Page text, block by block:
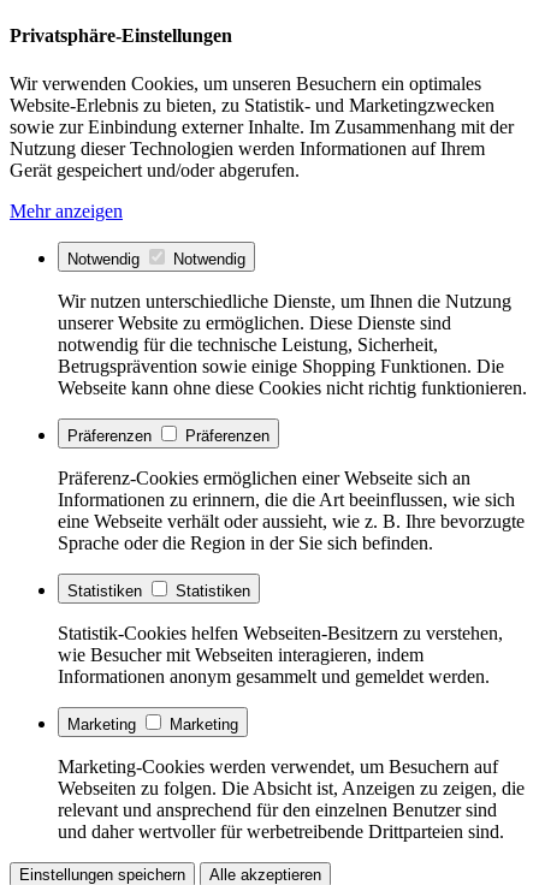
Privatsphäre-Einstellungen
Wir verwenden Cookies, um unseren Besuchern ein optimales
Website-Erlebnis zu bieten, zu Statistik- und Marketingzwecken
sowie zur Einbindung externer Inhalte. Im Zusammenhang mit der
Nutzung dieser Technologien werden Informationen auf Ihrem
Gerät gespeichert und/oder abgerufen.
Mehr anzeigen
Notwendig Notwendig
Wir nutzen unterschiedliche Dienste, um Ihnen die Nutzung
unserer Website zu ermöglichen. Diese Dienste sind
notwendig für die technische Leistung, Sicherheit,
Betrugsprävention sowie einige Shopping Funktionen. Die
Webseite kann ohne diese Cookies nicht richtig funktionieren.
Präferenzen Präferenzen
Präferenz-Cookies ermöglichen einer Webseite sich an
Informationen zu erinnern, die die Art beeinflussen, wie sich
eine Webseite verhält oder aussieht, wie z. B. Ihre bevorzugte
Sprache oder die Region in der Sie sich befinden.
Statistiken Statistiken
Statistik-Cookies helfen Webseiten-Besitzern zu verstehen,
wie Besucher mit Webseiten interagieren, indem
Informationen anonym gesammelt und gemeldet werden.
Marketing Marketing
Marketing-Cookies werden verwendet, um Besuchern auf
Webseiten zu folgen. Die Absicht ist, Anzeigen zu zeigen, die
relevant und ansprechend für den einzelnen Benutzer sind
und daher wertvoller für werbetreibende Drittparteien sind.
Einstellungen speichern Alle akzeptieren